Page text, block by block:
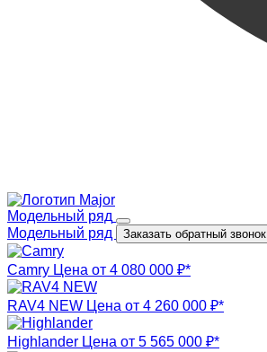
Модельный ряд
Модельный ряд
Заказать обратный звонок
Camry Цена от 4 080 000 ₽*
RAV4 NEW Цена от 4 260 000 ₽*
Highlander Цена от 5 565 000 ₽*